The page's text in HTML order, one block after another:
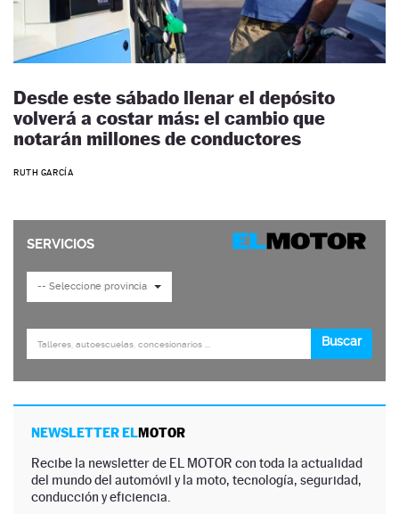
Desde este sábado llenar el depósito
volverá a costar más: el cambio que
notarán millones de conductores
RUTH GARCÍA
NEWSLETTER ELMOTOR
Recibe la newsletter de EL MOTOR con toda la actualidad
del mundo del automóvil y la moto, tecnología, seguridad,
conducción y eficiencia.